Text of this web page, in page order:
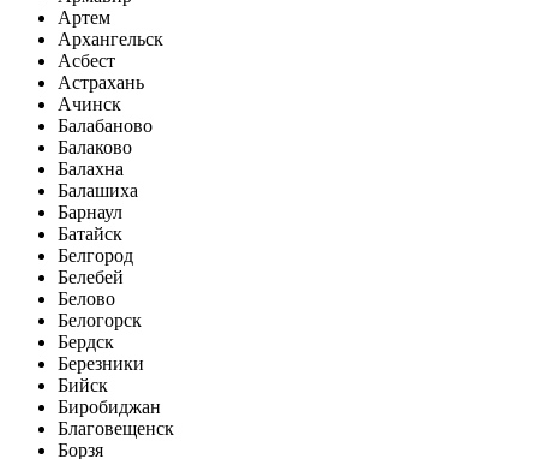
Артем
Архангельск
Асбест
Астрахань
Ачинск
Балабаново
Балаково
Балахна
Балашиха
Барнаул
Батайск
Белгород
Белебей
Белово
Белогорск
Бердск
Березники
Бийск
Биробиджан
Благовещенск
Борзя